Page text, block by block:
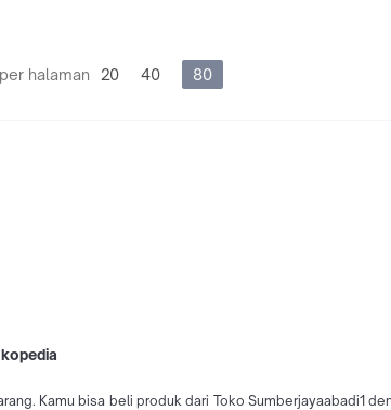
halaman 20 40 80
Kamu bisa beli produk dari Toko Sumberjayaabadi1